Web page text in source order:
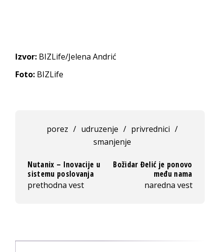
Izvor: BIZLife/Jelena Andrić
Foto: BIZLife
porez / udruzenje / privrednici /
smanjenje
Nutanix – Inovacije u
sistemu poslovanja
prethodna vest
Božidar Đelić je ponovo
među nama
naredna vest